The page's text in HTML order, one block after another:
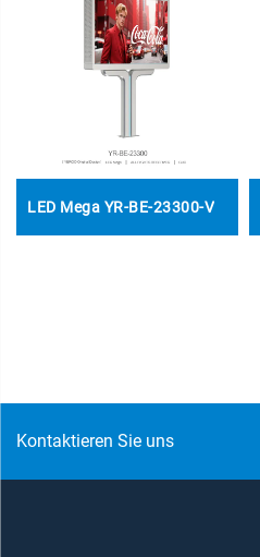
LED Mega YR-BE-23300-V
Kontaktieren Sie uns